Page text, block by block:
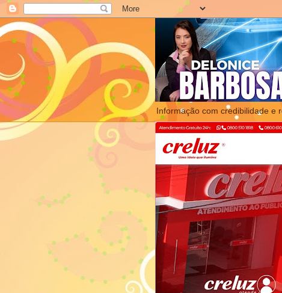
Informação com credibilidade e